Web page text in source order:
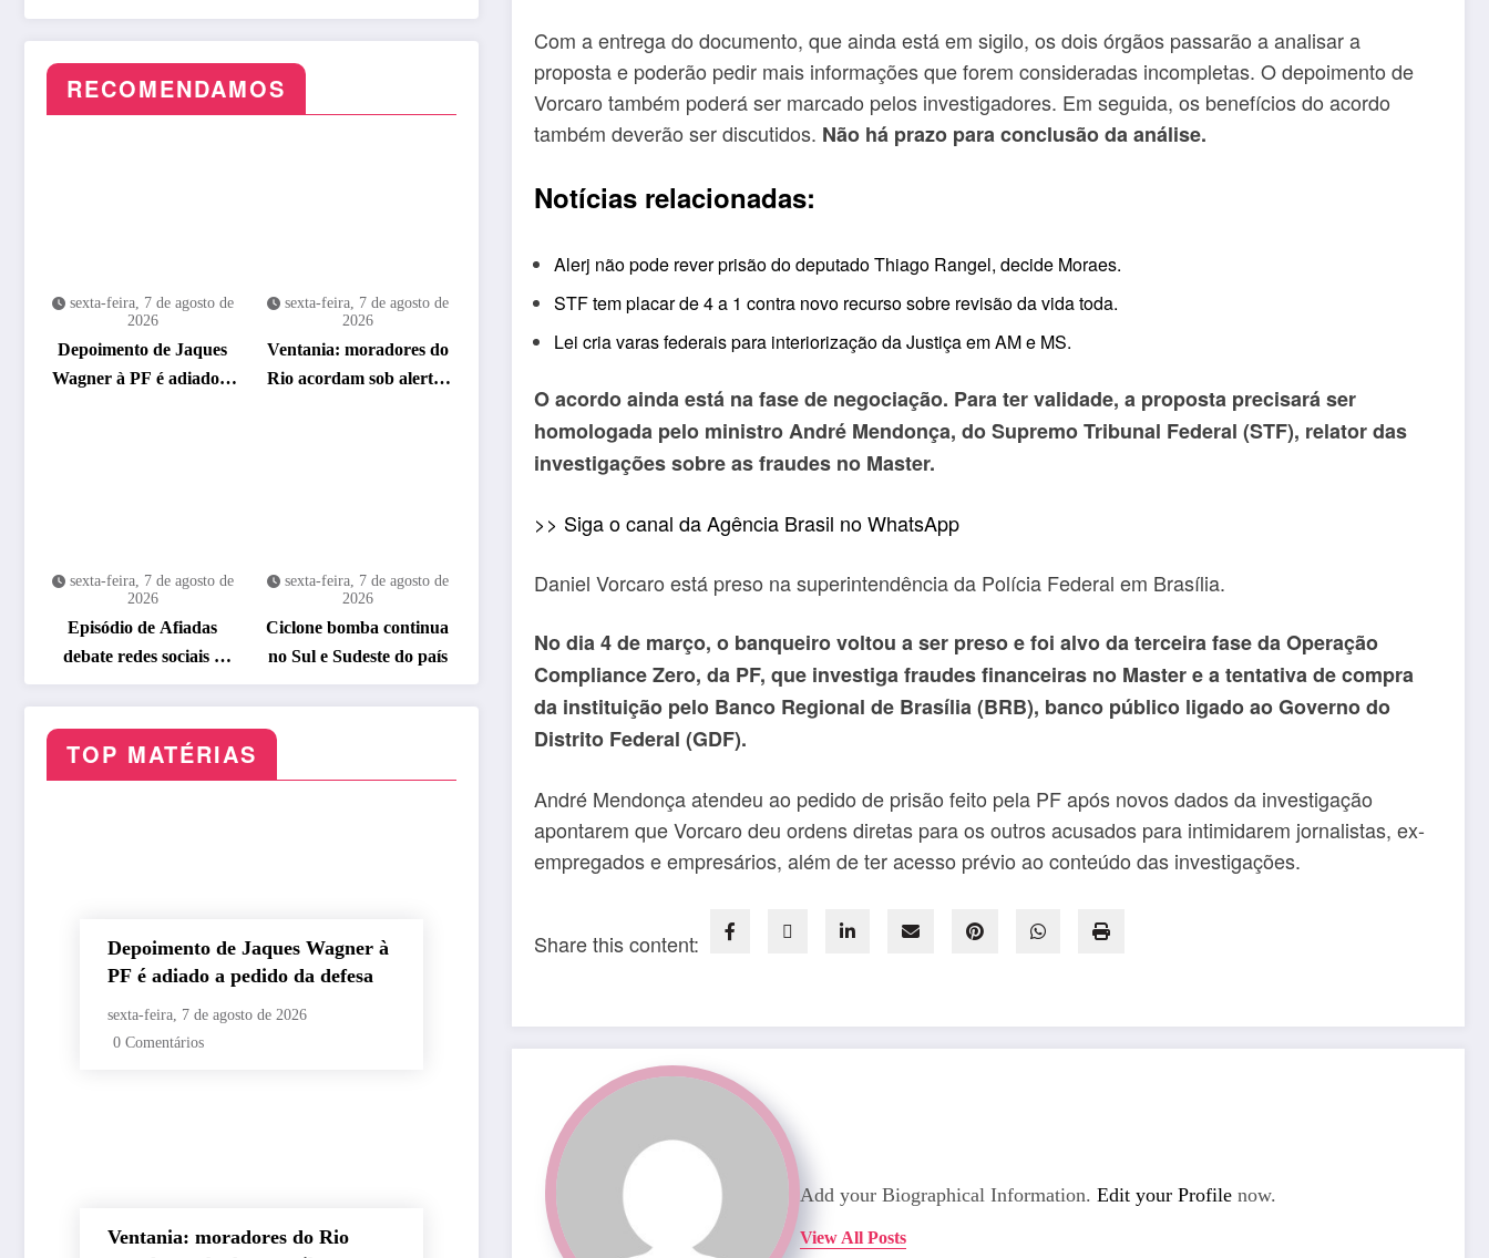
RECOMENDAMOS
sexta-feira, 7 de agosto de
2026
Depoimento de Jaques
Wagner à PF é adiado a
sexta-feira, 7 de agosto de
2026
Ventania: moradores do
Rio acordam sob alerta;
sexta-feira, 7 de agosto de
2026
Episódio de Afiadas
debate redes sociais e
segurança digital
sexta-feira, 7 de agosto de
2026
Ciclone bomba continua
no Sul e Sudeste do país
TOP MATÉRIAS
Depoimento de Jaques Wagner à
PF é adiado a pedido da defesa
sexta-feira, 7 de agosto de 2026
0 Comentários
Ventania: moradores do Rio
Com a entrega do documento, que ainda está em sigilo, os dois órgãos passarão a analisar a
proposta e poderão pedir mais informações que forem consideradas incompletas. O depoimento de
Vorcaro também poderá ser marcado pelos investigadores. Em seguida, os benefícios do acordo
também deverão ser discutidos. Não há prazo para conclusão da análise.
Notícias relacionadas:
Alerj não pode rever prisão do deputado Thiago Rangel, decide Moraes.
STF tem placar de 4 a 1 contra novo recurso sobre revisão da vida toda.
Lei cria varas federais para interiorização da Justiça em AM e MS.
O acordo ainda está na fase de negociação. Para ter validade, a proposta precisará ser
homologada pelo ministro André Mendonça, do Supremo Tribunal Federal (STF), relator das
investigações sobre as fraudes no Master.
>> Siga o canal da Agência Brasil no WhatsApp
Daniel Vorcaro está preso na superintendência da Polícia Federal em Brasília.
No dia 4 de março, o banqueiro voltou a ser preso e foi alvo da terceira fase da Operação
Compliance Zero, da PF, que investiga fraudes financeiras no Master e a tentativa de compra
da instituição pelo Banco Regional de Brasília (BRB), banco público ligado ao Governo do
Distrito Federal (GDF).
André Mendonça atendeu ao pedido de prisão feito pela PF após novos dados da investigação
apontarem que Vorcaro deu ordens diretas para os outros acusados para intimidarem jornalistas, ex-
empregados e empresários, além de ter acesso prévio ao conteúdo das investigações.
Share this content:
Add your Biographical Information.Edit your Profile now.
View All Posts